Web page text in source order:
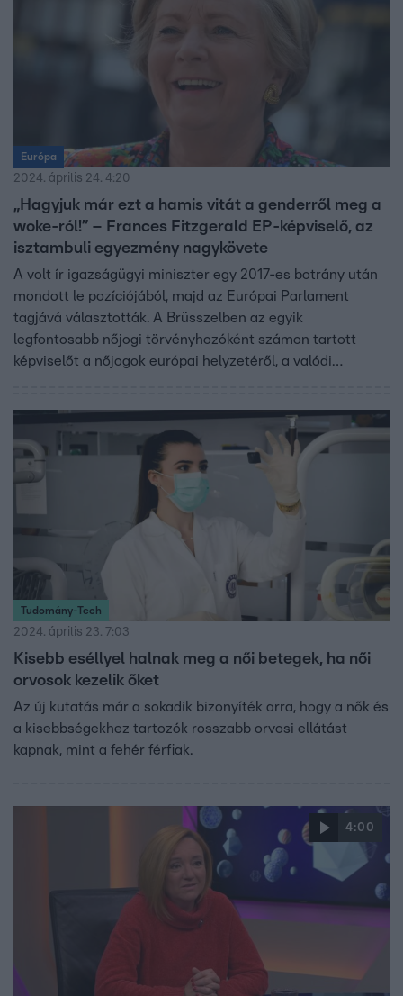
Európa
2024. április 24. 4:20
„Hagyjuk már ezt a hamis vitát a genderről meg a
woke-ról!” – Frances Fitzgerald EP-képviselő, az
isztambuli egyezmény nagykövete
A volt ír igazságügyi miniszter egy 2017-es botrány után
mondott le pozíciójából, majd az Európai Parlament
tagjává választották. A Brüsszelben az egyik
legfontosabb nőjogi törvényhozóként számon tartott
képviselőt a nőjogok európai helyzetéről, a valódi
ügyével lépett elő – és aki korábban az EP-ben többször
is vitába keveredett az isztambuli egyezményről Frances
Fitzgeralddal. Az interjút a nők elleni erőszakról szóló
törvénycsomag EP-szavazásának napján tesszük közzé.
Tudomány-Tech
2024. április 23. 7:03
Kisebb eséllyel halnak meg a női betegek, ha női
orvosok kezelik őket
Az új kutatás már a sokadik bizonyíték arra, hogy a nők és
a kisebbségekhez tartozók rosszabb orvosi ellátást
kapnak, mint a fehér férfiak.
4:00